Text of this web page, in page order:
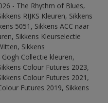
- The Rhythm of Blues,
RIJKS Kleuren, Sikkens
5051, Sikkens ACC naar
Sikkens Kleurselectie
Sikkens
Collectie kleuren,
Colour Futures 2023,
Colour Futures 2021,
Futures 2019, Sikkens